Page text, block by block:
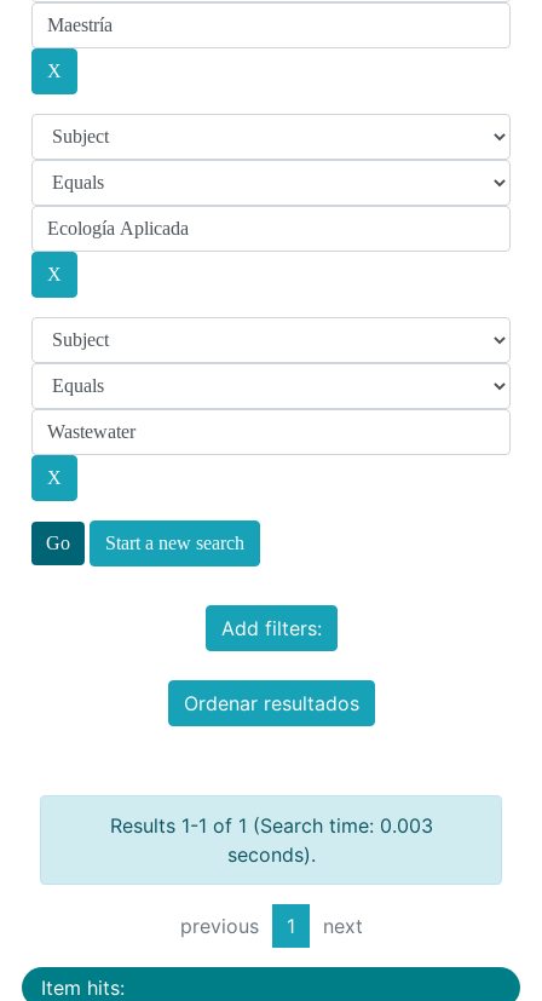
Start a new search
Add filters:
Ordenar resultados
Results 1-1 of 1 (Search time: 0.003
seconds).
previous 1 next
Item hits: